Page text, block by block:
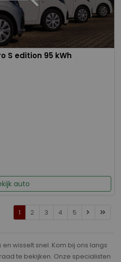
S edition 95 kWh
auto
1 2 3 4 5
wisselt snel. Kom bij ons langs
te bekijken. Onze specialisten